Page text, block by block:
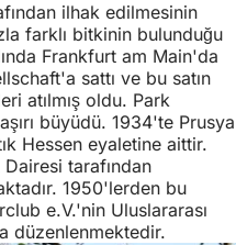
ilhak edilmesinin
farklı bitkinin bulunduğu
Frankfurt am Main'da
sattı ve bu satın
atılmış oldu. Park
büyüdü. 1934'te Prusya
Hessen eyaletine aittir.
tarafından
1950'lerden bu
e.V.'nin Uluslararası
düzenlenmektedir.